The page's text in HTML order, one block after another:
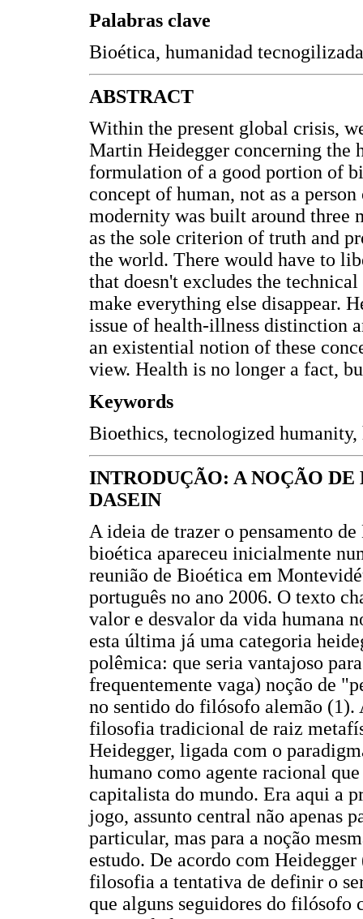
Palabras clave
Bioética, humanidad
ABSTRACT
Within the present global crisis,
Martin Heidegger concerning the
formulation of a good portion of
concept of human, not as a
modernity was built around three
as the sole criterion of truth and
the world. There would have to
that doesn't excludes the
make everything else disappear.
issue of health-illness distinction
an existential notion of these
view. Health is no longer a fact,
Keywords
Bioethics, tecnologized
INTRODUÇÃO: A NOÇÃO DE
DASEIN
A ideia de trazer o pensamento
bioética apareceu inicialmente
reunião de Bioética em
português no ano 2006. O texto
valor e desvalor da vida humana
esta última já uma categoria
polêmica: que seria vantajoso
frequentemente vaga) noção de
no sentido do filósofo alemão (1).
filosofia tradicional de raiz
Heidegger, ligada com o
humano como agente racional
capitalista do mundo. Era aqui a
jogo, assunto central não apenas
particular, mas para a noção
estudo. De acordo com
filosofia a tentativa de definir o
que alguns seguidores do